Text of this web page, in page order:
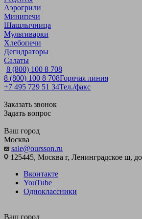
Аэрогрили
Минипечи
Шашлычница
Мультиварки
Хлебопечи
Дегидраторы
Салаты
8 (800) 100 8 708
8 (800) 100 8 708Горячая линия
+7 495 729 51 34Тел./факс
Заказать звонок
Задать вопрос
Ваш город
Москва
sale@oursson.ru
125445, Москва г, Ленинградское ш,
Вконтакте
YouTube
Одноклассники
Ваш город